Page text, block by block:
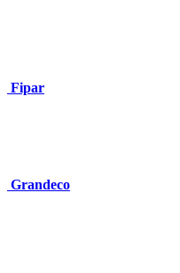
Fipar
Grandeco